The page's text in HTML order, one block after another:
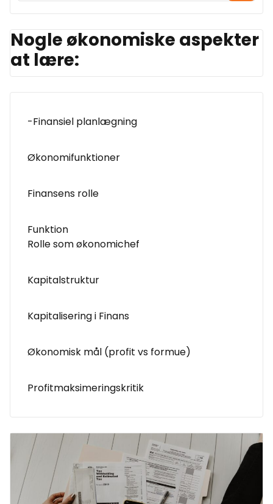
Nogle økonomiske aspekter
at lære:
-Finansiel planlægning
Økonomifunktioner
Finansens rolle
Funktion
Rolle som økonomichef
Kapitalstruktur
Kapitalisering i Finans
Økonomisk mål (profit vs formue)
Profitmaksimeringskritik